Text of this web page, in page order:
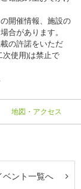
開催情報、施設の
合があります。
の許諾をいただ
使用)は禁止で
地図・アクセス
ベント一覧へ